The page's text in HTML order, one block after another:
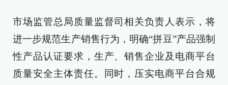
市场监管总局质量监督司相关负责人表示，将
进一步规范生产销售行为，明确“拼豆”产品强制
性产品认证要求，生产、销售企业及电商平台
质量安全主体责任。同时，压实电商平台合规